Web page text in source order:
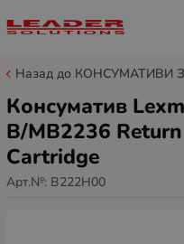
Назад до КОНСУМАТИВИ
Консуматив
B/MB2236
Cartridge
Арт.№: B222H00